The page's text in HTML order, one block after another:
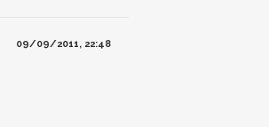
09/09/2011, 22:48